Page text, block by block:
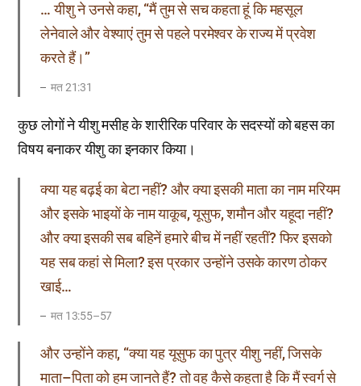
… यीशु ने उनसे कहा, “मैं तुम से सच कहता हूं कि महसूल
लेनेवाले और वेश्याएं तुम से पहले परमेश्वर के राज्य में प्रवेश
करते हैं।”
मत 21:31
कुछ लोगों ने यीशु मसीह के शारीरिक परिवार के सदस्यों को बहस का
विषय बनाकर यीशु का इनकार किया।
क्या यह बढ़ई का बेटा नहीं? और क्या इसकी माता का नाम मरियम
और इसके भाइयों के नाम याकूब, यूसुफ, शमौन और यहूदा नहीं?
और क्या इसकी सब बहिनें हमारे बीच में नहीं रहतीं? फिर इसको
यह सब कहां से मिला? इस प्रकार उन्होंने उसके कारण ठोकर
खाई…
मत 13:55–57
और उन्होंने कहा, “क्या यह यूसुफ का पुत्र यीशु नहीं, जिसके
माता–पिता को हम जानते हैं? तो वह कैसे कहता है कि मैं स्वर्ग से